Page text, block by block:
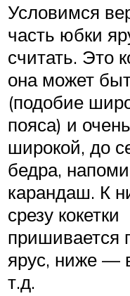
Условимся
часть юбки
считать. Это
она может
(подобие
пояса) и очень
широкой, до
бедра,
карандаш. К
срезу кокетки
пришивается
ярус, ниже —
т.д.